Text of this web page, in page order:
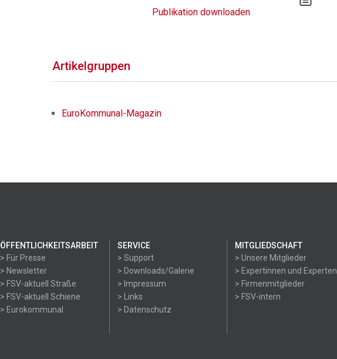
Publikation downloaden
Artikelgruppen
EuroKommunal-Magazin
ÖFFENTLICHKEITSARBEIT
> Für Presse
> Newsletter
> FSV-aktuell Straße
> FSV-aktuell Schiene
> Eurokommunal
SERVICE
> Support
> Downloads/Galerie
> Impressum
> Links
> Datenschutz
MITGLIEDSCHAFT
> Unsere Mitglieder
> Expertinnen und Experten
> Firmenmitglieder
> FSV-intern